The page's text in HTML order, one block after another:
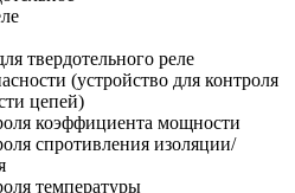
твердотельного реле
(устройство для контроля
цепей)
коэффициента мощности
спротивления изоляции/
температуры